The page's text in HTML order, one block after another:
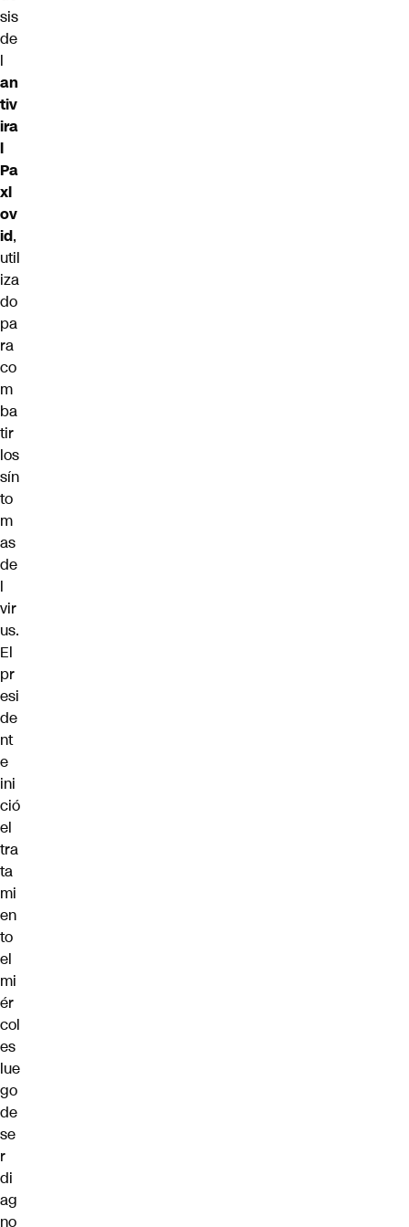
sis
de
l
an
tiv
ira
l
Pa
xl
ov
id,
util
iza
do
pa
ra
co
m
ba
tir
los
sín
to
m
as
de
l
vir
us.
El
pr
esi
de
nt
e
ini
ció
el
tra
ta
mi
en
to
el
mi
ér
col
es
lue
go
de
se
r
di
ag
no